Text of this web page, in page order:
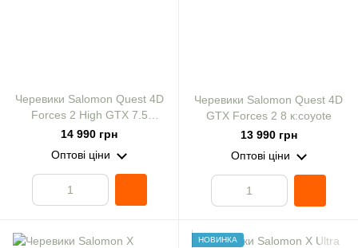
Черевики Salomon Quest 4D
Forces 2 High GTX 7.5
к:earth
14 990 грн
Оптові ціни
Черевики Salomon Quest 4D
GTX Forces 2 8 к:coyote
13 990 грн
Оптові ціни
НОВИНКА